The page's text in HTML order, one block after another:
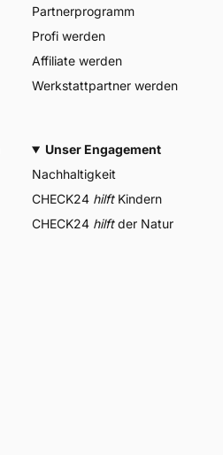
Partnerprogramm
Profi werden
Affiliate werden
Werkstattpartner werden
Unser Engagement
Nachhaltigkeit
CHECK24 hilftKindern
CHECK24 hilftder Natur